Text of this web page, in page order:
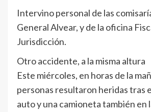
Intervino personal de las
General Alvear, y de la oficina
Jurisdicción.
Otro accidente, a la misma altura
Este miércoles, en horas de la
personas resultaron heridas tras
auto y una camioneta también en